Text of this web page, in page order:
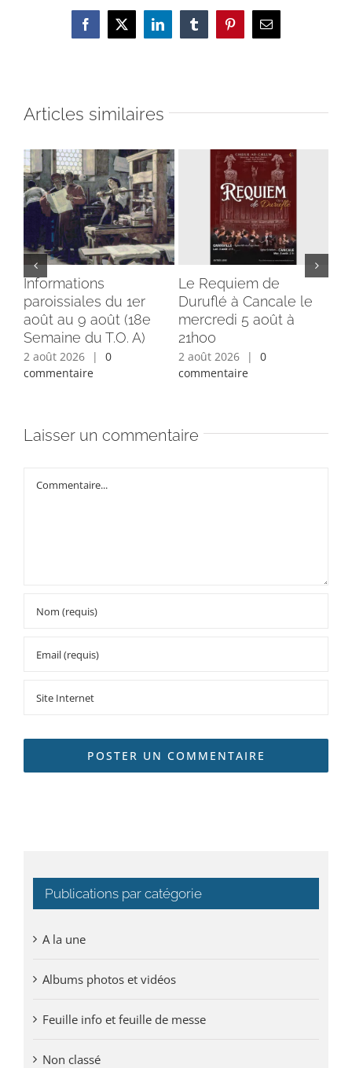
Facebook
X LinkedInTumblrPinterestEmail
Articles similaires
Informations
paroissiales du 1er
août au 9 août (18e
Semaine du T.O. A)
2 août 2026 |
0
commentaire
Le Requiem de
Duruflé à Cancale le
mercredi 5 août à
21h00
2 août 2026 |
0
commentaire
Laisser un commentaire
Commentaire
Publications par catégorie
A la une
Albums photos et vidéos
Feuille info et feuille de messe
Non classé